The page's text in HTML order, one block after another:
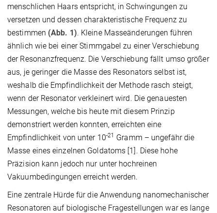
menschlichen Haars entspricht, in Schwingungen zu
versetzen und dessen charakteristische Frequenz zu
bestimmen (Abb. 1). Kleine Masseänderungen führen
ähnlich wie bei einer Stimmgabel zu einer Verschiebung
der Resonanzfrequenz. Die Verschiebung fällt umso größer
aus, je geringer die Masse des Resonators selbst ist,
weshalb die Empfindlichkeit der Methode rasch steigt,
wenn der Resonator verkleinert wird. Die genauesten
Messungen, welche bis heute mit diesem Prinzip
demonstriert werden konnten, erreichten eine
Empfindlichkeit von unter 10-21 Gramm – ungefähr die
Masse eines einzelnen Goldatoms [1]. Diese hohe
Präzision kann jedoch nur unter hochreinen
Vakuumbedingungen erreicht werden.
Eine zentrale Hürde für die Anwendung nanomechanischer
Resonatoren auf biologische Fragestellungen war es lange